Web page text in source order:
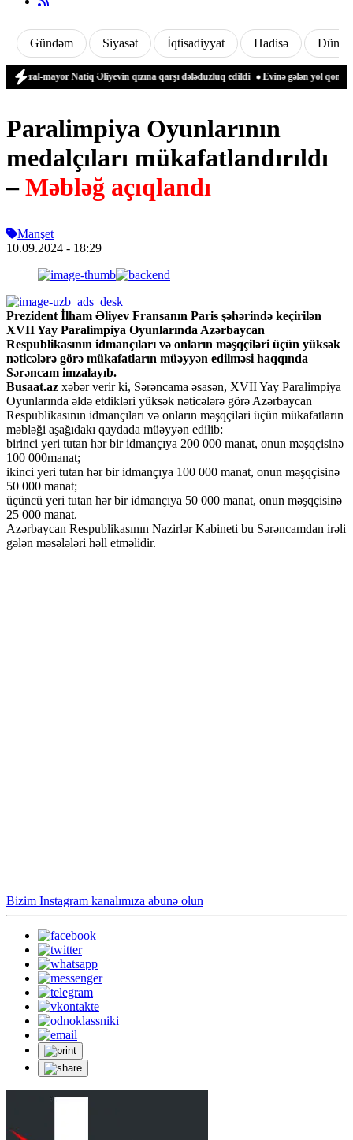
Gündəm Siyasət İqtisadiyyat Hadisə Dünya
mayor Natiq Əliyevin qızına qarşı dələduzluq edildi Evinə gələn yol qonşusu
Paralimpiya Oyunlarının
medalçıları mükafatlandırıldı
–Məbləğ açıqlandı
Manşet
10.09.2024 - 18:29
Prezident İlham Əliyev Fransanın Paris şəhərində keçirilən
XVII Yay Paralimpiya Oyunlarında Azərbaycan
Respublikasının idmançıları və onların məşqçiləri üçün yüksək
nəticələrə görə mükafatların müəyyən edilməsi haqqında
Sərəncam imzalayıb.
Busaat.az xəbər verir ki, Sərəncama əsasən, XVII Yay Paralimpiya
Oyunlarında əldə etdikləri yüksək nəticələrə görə Azərbaycan
Respublikasının idmançıları və onların məşqçiləri üçün mükafatların
məbləği aşağıdakı qaydada müəyyən edilib:
birinci yeri tutan hər bir idmançıya 200 000 manat, onun məşqçisinə
100 000manat;
ikinci yeri tutan hər bir idmançıya 100 000 manat, onun məşqçisinə
50 000 manat;
üçüncü yeri tutan hər bir idmançıya 50 000 manat, onun məşqçisinə
25 000 manat.
Azərbaycan Respublikasının Nazirlər Kabineti bu Sərəncamdan irəli
gələn məsələləri həll etməlidir.
Bizim Instagram kanalımıza abunə olun